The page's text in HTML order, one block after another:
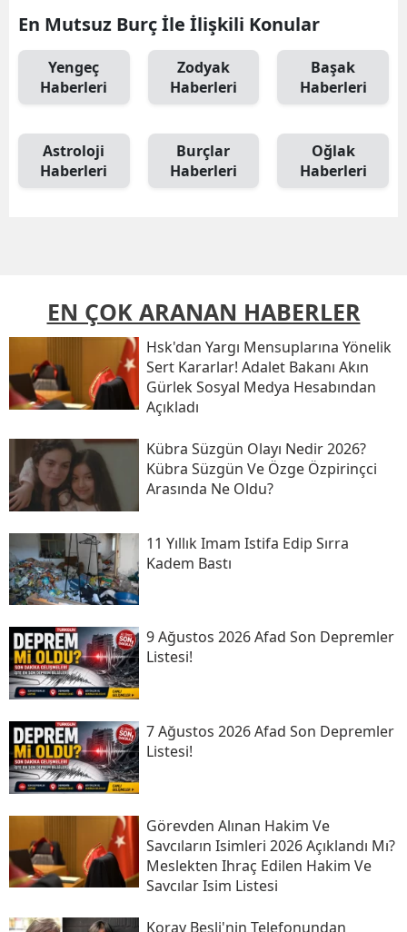
En Mutsuz Burç İle İlişkili Konular
Yengeç
Haberleri
Zodyak
Haberleri
Başak
Haberleri
Astroloji
Haberleri
Burçlar
Haberleri
Oğlak
Haberleri
EN ÇOK ARANAN HABERLER
Hsk'dan Yargı Mensuplarına Yönelik
Sert Kararlar! Adalet Bakanı Akın
Gürlek Sosyal Medya Hesabından
Açıkladı
Kübra Süzgün Olayı Nedir 2026?
Kübra Süzgün Ve Özge Özpirinçci
Arasında Ne Oldu?
11 Yıllık Imam Istifa Edip Sırra
Kadem Bastı
9 Ağustos 2026 Afad Son Depremler
Listesi!
7 Ağustos 2026 Afad Son Depremler
Listesi!
Görevden Alınan Hakim Ve
Savcıların Isimleri 2026 Açıklandı Mı?
Meslekten Ihraç Edilen Hakim Ve
Savcılar Isim Listesi
Koray Beşli'nin Telefonundan